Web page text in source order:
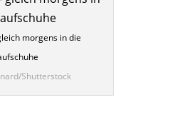
morgens in die
Shutterstock